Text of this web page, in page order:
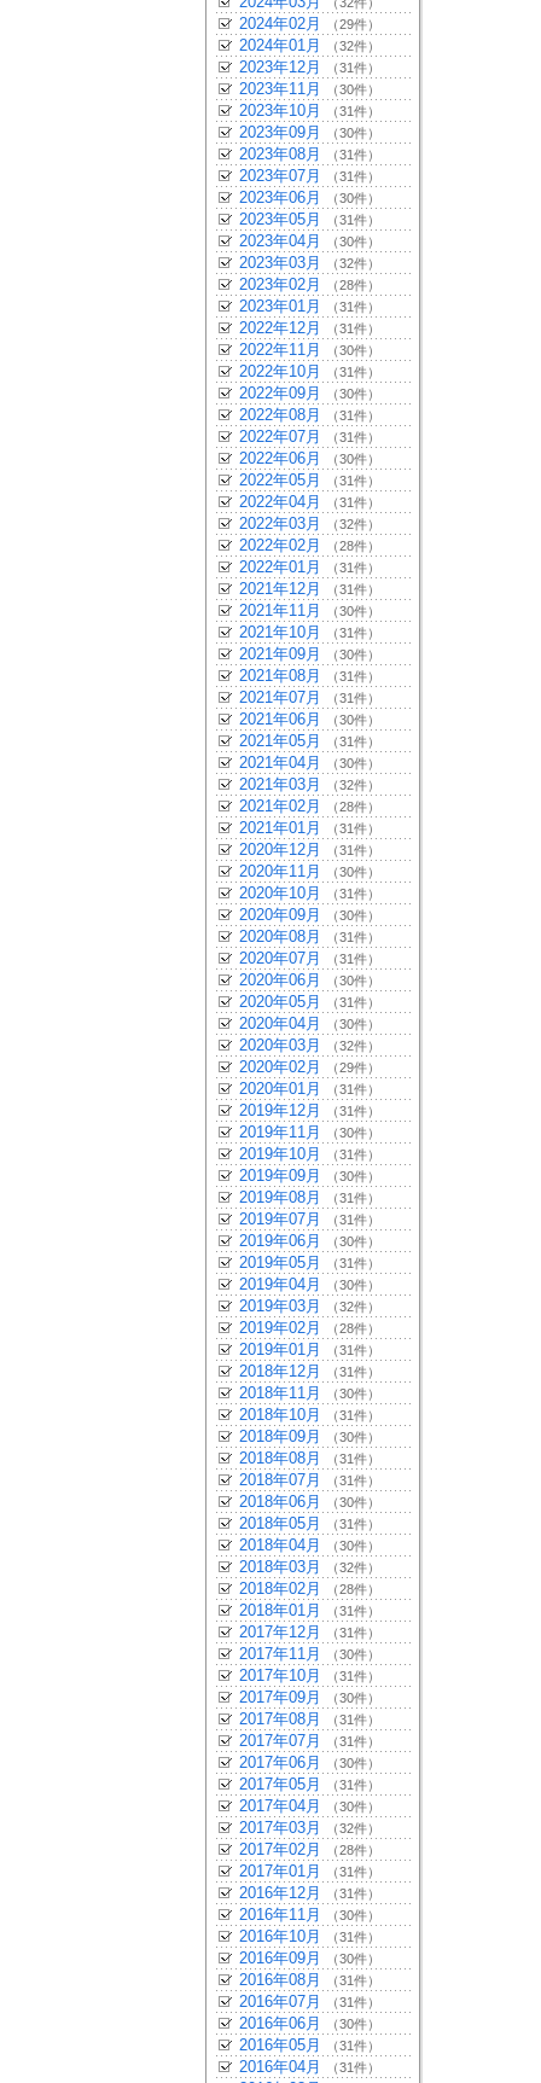
2024年02月 （29件）
2024年01月 （32件）
2023年12月 （31件）
2023年11月 （30件）
2023年10月 （31件）
2023年09月 （30件）
2023年08月 （31件）
2023年07月 （31件）
2023年06月 （30件）
2023年05月 （31件）
2023年04月 （30件）
2023年03月 （32件）
2023年02月 （28件）
2023年01月 （31件）
2022年12月 （31件）
2022年11月 （30件）
2022年10月 （31件）
2022年09月 （30件）
2022年08月 （31件）
2022年07月 （31件）
2022年06月 （30件）
2022年05月 （31件）
2022年04月 （31件）
2022年03月 （32件）
2022年02月 （28件）
2022年01月 （31件）
2021年12月 （31件）
2021年11月 （30件）
2021年10月 （31件）
2021年09月 （30件）
2021年08月 （31件）
2021年07月 （31件）
2021年06月 （30件）
2021年05月 （31件）
2021年04月 （30件）
2021年03月 （32件）
2021年02月 （28件）
2021年01月 （31件）
2020年12月 （31件）
2020年11月 （30件）
2020年10月 （31件）
2020年09月 （30件）
2020年08月 （31件）
2020年07月 （31件）
2020年06月 （30件）
2020年05月 （31件）
2020年04月 （30件）
2020年03月 （32件）
2020年02月 （29件）
2020年01月 （31件）
2019年12月 （31件）
2019年11月 （30件）
2019年10月 （31件）
2019年09月 （30件）
2019年08月 （31件）
2019年07月 （31件）
2019年06月 （30件）
2019年05月 （31件）
2019年04月 （30件）
2019年03月 （32件）
2019年02月 （28件）
2019年01月 （31件）
2018年12月 （31件）
2018年11月 （30件）
2018年10月 （31件）
2018年09月 （30件）
2018年08月 （31件）
2018年07月 （31件）
2018年06月 （30件）
2018年05月 （31件）
2018年04月 （30件）
2018年03月 （32件）
2018年02月 （28件）
2018年01月 （31件）
2017年12月 （31件）
2017年11月 （30件）
2017年10月 （31件）
2017年09月 （30件）
2017年08月 （31件）
2017年07月 （31件）
2017年06月 （30件）
2017年05月 （31件）
2017年04月 （30件）
2017年03月 （32件）
2017年02月 （28件）
2017年01月 （31件）
2016年12月 （31件）
2016年11月 （30件）
2016年10月 （31件）
2016年09月 （30件）
2016年08月 （31件）
2016年07月 （31件）
2016年06月 （30件）
2016年05月 （31件）
2016年04月 （31件）